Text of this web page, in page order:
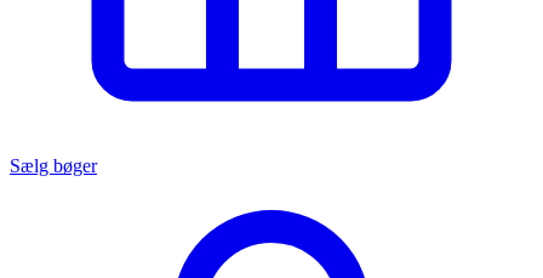
Sælg bøger